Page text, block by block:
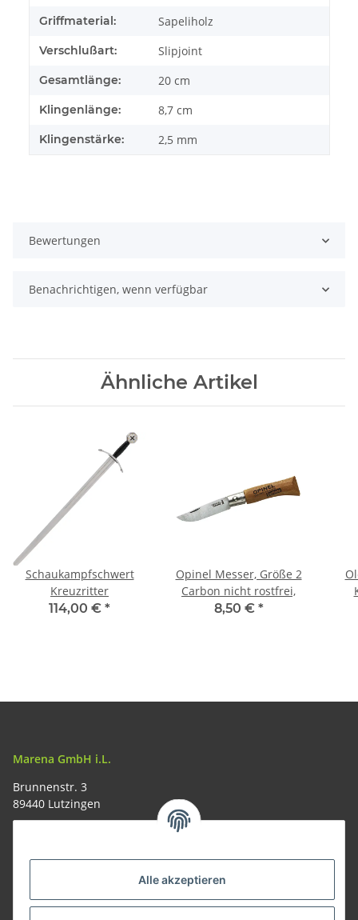
Alle akzeptieren
Griffmaterial: Sapeliholz
Verschlußart: Slipjoint
Gesamtlänge: 20 cm
Klingenlänge: 8,7 cm
Klingenstärke: 2,5 mm
Bewertungen
Benachrichtigen, wenn verfügbar
Ähnliche Artikel
Schaukampfschwert
Kreuzritter
114,00 € *
Opinel Messer, Größe 2
Carbon nicht rostfrei,
8,50 € *
Marena GmbH i.L.
Brunnenstr. 3
89440 Lutzingen